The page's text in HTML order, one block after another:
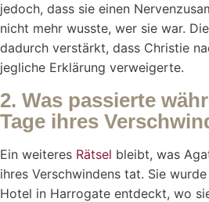
jedoch, dass sie einen
nicht mehr wusste, wer sie war.
dadurch verstärkt, dass Christie
jegliche Erklärung verweigerte.
2. Was passierte
Tage ihres
Ein weiteres Rätsel bleibt, was
ihres Verschwindens tat. Sie
Hotel in Harrogate entdeckt, wo